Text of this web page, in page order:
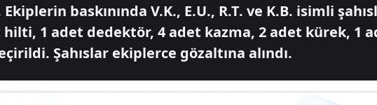
baskınında V.K., E.U., R.T. ve K.B. isimli
hilti, 1 adet dedektör, 4 adet kazma, 2 adet kürek, 1
Şahıslar ekiplerce gözaltına alındı.